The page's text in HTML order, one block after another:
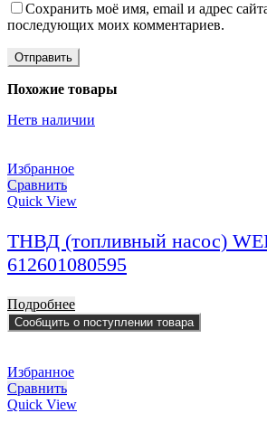
Сохранить моё имя, email и адрес
последующих моих комментариев.
Похожие товары
Нетв наличии
Избранное
Сравнить
Quick View
ТНВД (топливный насос)
612601080595
Подробнее
Сообщить о поступлении товара
Избранное
Сравнить
Quick View